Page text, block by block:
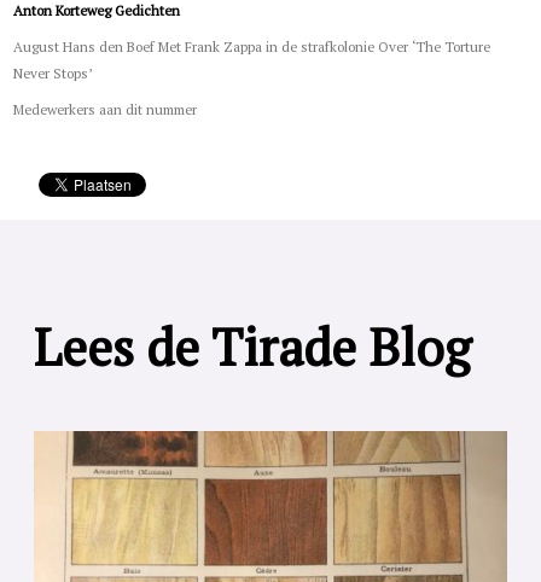
Anton Korteweg Gedichten
August Hans den Boef Met Frank Zappa in de strafkolonie Over ‘The Torture
Never Stops’
Medewerkers aan dit nummer
Lees de Tirade Blog